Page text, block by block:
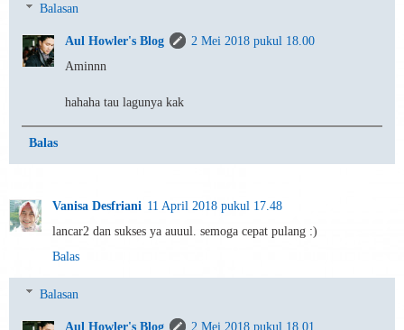
Balasan
Aul Howler's Blog
2 Mei 2018 pukul 18.00
Aminnn
hahaha tau lagunya kak
Balas
Vanisa Desfriani 11 April 2018 pukul 17.48
lancar2 dan sukses ya auuul. semoga cepat pulang :)
Balas
Balasan
Aul Howler's Blog 2 Mei 2018 pukul 18.01